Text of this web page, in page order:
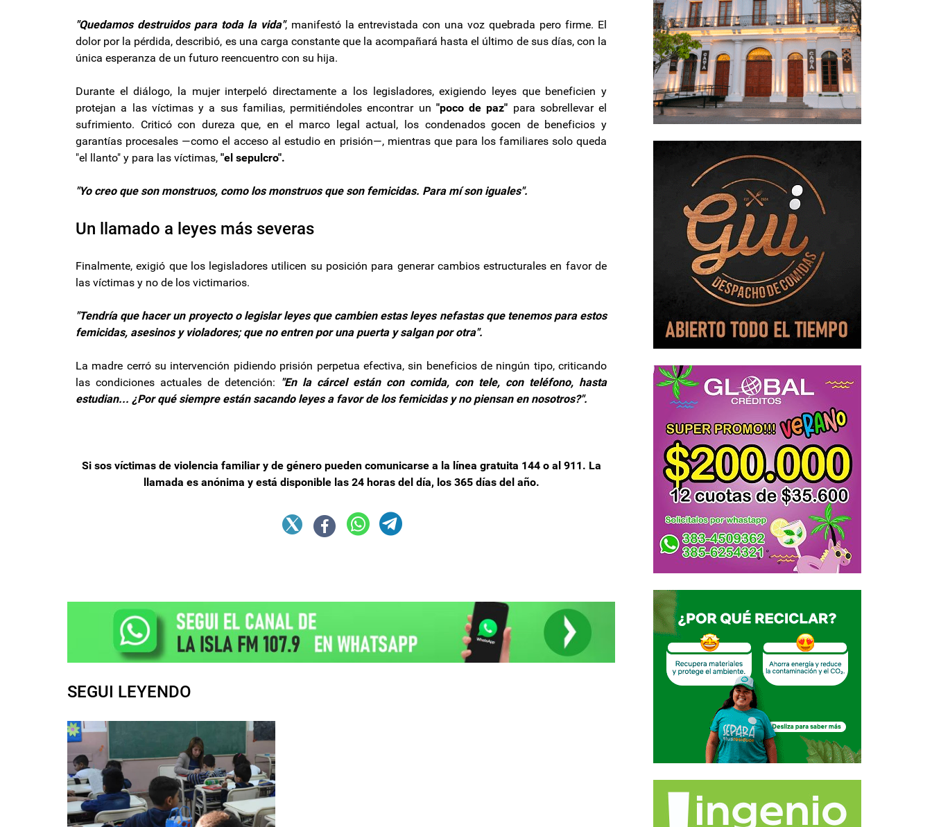
"Quedamos destruidos para toda la vida", manifestó la entrevistada con una voz quebrada pero firme. El
dolor por la pérdida, describió, es una carga constante que la acompañará hasta el último de sus días, con la
única esperanza de un futuro reencuentro con su hija.
Durante el diálogo, la mujer interpeló directamente a los legisladores, exigiendo leyes que beneficien y
protejan a las víctimas y a sus familias, permitiéndoles encontrar un "poco de paz" para sobrellevar el
sufrimiento. Criticó con dureza que, en el marco legal actual, los condenados gocen de beneficios y
garantías procesales —como el acceso al estudio en prisión—, mientras que para los familiares solo queda
"el llanto" y para las víctimas, "el sepulcro".
"Yo creo que son monstruos, como los monstruos que son femicidas. Para mí son iguales".
Un llamado a leyes más severas
Finalmente, exigió que los legisladores utilicen su posición para generar cambios estructurales en favor de
las víctimas y no de los victimarios.
"Tendría que hacer un proyecto o legislar leyes que cambien estas leyes nefastas que tenemos para estos
femicidas, asesinos y violadores; que no entren por una puerta y salgan por otra".
La madre cerró su intervención pidiendo prisión perpetua efectiva, sin beneficios de ningún tipo, criticando
las condiciones actuales de detención: "En la cárcel están con comida, con tele, con teléfono, hasta
estudian... ¿Por qué siempre están sacando leyes a favor de los femicidas y no piensan en nosotros?".
Si sos víctimas de violencia familiar y de género pueden comunicarse a la línea gratuita 144 o al 911. La
llamada es anónima y está disponible las 24 horas del día, los 365 días del año.
SEGUI LEYENDO